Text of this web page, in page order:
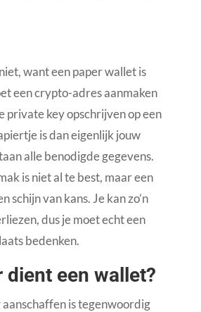
want een paper wallet is
een crypto-adres aanmaken
private key opschrijven op een
is dan eigenlijk jouw
alle benodigde gegevens.
is niet al te best, maar een
schijn van kans. Je kan zo’n
dus je moet echt een
bedenken.
dient een wallet?
is tegenwoordig